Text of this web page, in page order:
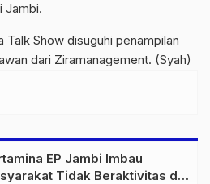
Jambi.
Talk Show disuguhi penampilan
dari Ziramanagement. (Syah)
EP Jambi Imbau
Tidak Beraktivitas di